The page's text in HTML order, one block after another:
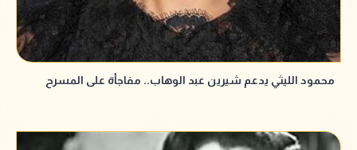
محمود الليثي يدعم شيرين عبد الوهاب.. مفاجأة على المسرح